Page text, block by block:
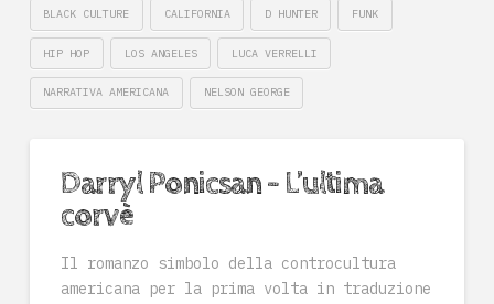
BLACK CULTURE CALIFORNIA D HUNTER FUNK
HIP HOP LOS ANGELES LUCA VERRELLI
NARRATIVA AMERICANA NELSON GEORGE
Darryl Ponicsan – L’ultima
corvè
Il romanzo simbolo della controcultura
americana per la prima volta in traduzione